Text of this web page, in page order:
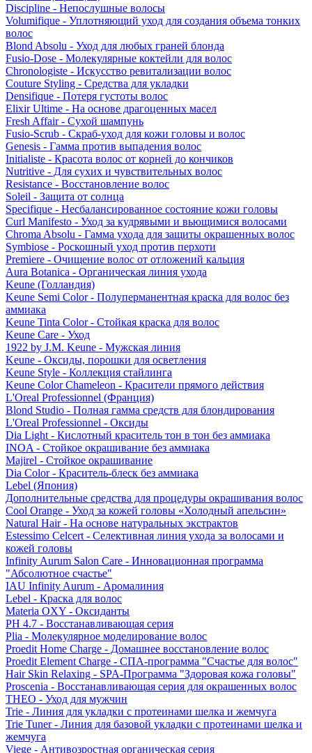
Discipline - Непослушные волосы
Volumifique - Уплотняющий уход для создания объема тонких
волос
Blond Absolu - Уход для любых граней блонда
Fusio-Dose - Молекулярные коктейли для волос
Chronologiste - Искусство ревитализации волос
Couture Styling - Средства для укладки
Densifique - Потеря густоты волос
Elixir Ultime - На основе драгоценных масел
Fresh Affair - Сухой шампунь
Fusio-Scrub - Скраб-уход для кожи головы и волос
Genesis - Гамма против выпадения волос
Initialiste - Красота волос от корней до кончиков
Nutritive - Для сухих и чувствительных волос
Resistance - Восстановление волос
Soleil - Защита от солнца
Specifique - Несбалансированное состояние кожи головы
Curl Manifesto - Уход за кудрявыми и вьющимися волосами
Chroma Absolu - Гамма ухода для защиты окрашенных волос
Symbiose - Роскошный уход против перхоти
Premiere - Очищение волос от отложений кальция
Aura Botanica - Органическая линия ухода
Keune (Голландия)
Keune Semi Color - Полуперманентная краска для волос без
аммиака
Keune Tinta Color - Стойкая краска для волос
Keune Care - Уход
1922 by J.M. Keune - Мужская линия
Keune - Оксиды, порошки для осветления
Keune Style - Коллекция стайлинга
Keune Color Chameleon - Красители прямого действия
L'Oreal Professionnel (Франция)
Blond Studio - Полная гамма средств для блондирования
L'Oreal Professionnel - Оксиды
Dia Light - Кислотный краситель тон в тон без аммиака
INOA - Стойкое окрашивание без аммиака
Majirel - Стойкое окрашивание
Dia Color - Краситель-блеск без аммиака
Lebel (Япония)
Дополнительные средства для процедуры окрашивания волос
Cool Orange - Уход за кожей головы «Холодный апельсин»
Natural Hair - На основе натуральных экстрактов
Estessimo Celcert - Селективная линия ухода за волосами и
кожей головы
Infinity Aurum Salon Care - Инновационная программа
"Абсолютное счастье"
IAU Infinity Aurum - Аромалиния
Lebel - Краска для волос
Materia OXY - Оксиданты
PH 4.7 - Восстанавливающая серия
Plia - Молекулярное моделирование волос
Proedit Home Charge - Домашнее восстановление волос
Proedit Element Charge - СПА-программа "Счастье для волос"
Hair Skin Relaxing - SPA-Программа "Здоровая кожа головы"
Proscenia - Восстанавливающая серия для окрашенных волос
THEO - Уход для мужчин
Trie - Линия для укладки с протеинами шелка и жемчуга
Trie Tuner - Линия для базовой укладки с протеинами шелка и
жемчуга
Viege - Антивозростная органическая серия